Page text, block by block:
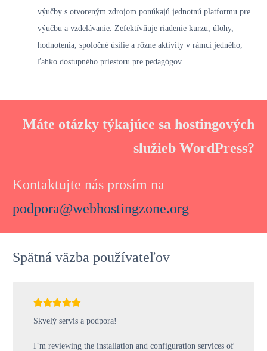
výučby s otvoreným zdrojom ponúkajú jednotnú platformu pre
výučbu a vzdelávanie. Zefektívňuje riadenie kurzu, úlohy,
hodnotenia, spoločné úsilie a rôzne aktivity v rámci jedného, ​​
ľahko dostupného priestoru pre pedagógov.
Máte otázky týkajúce sa hostingových
služieb WordPress?
Kontaktujte nás prosím na
podpora@webhostingzone.org
Spätná väzba používateľov
Skvelý servis a podpora!
I’m reviewing the installation and configuration services of